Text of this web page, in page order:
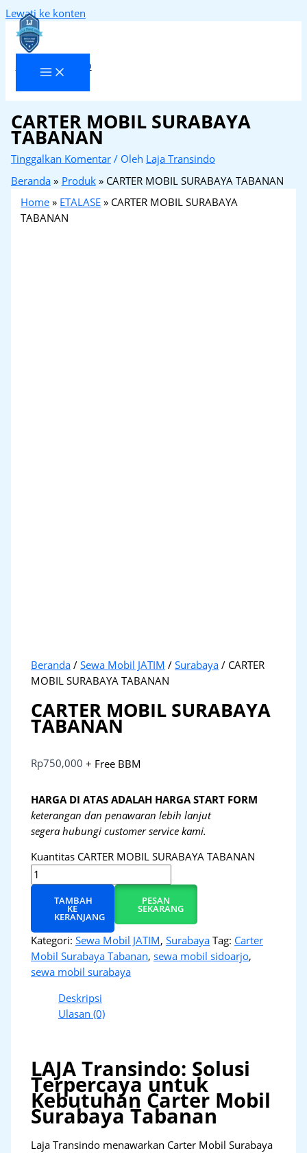
Lewati ke konten
Laja Transindo
CARTER MOBIL SURABAYA
TABANAN
Tinggalkan Komentar / Oleh Laja Transindo
Beranda
Produk
CARTER MOBIL SURABAYA TABANAN
Home » ETALASE » CARTER MOBIL SURABAYA
TABANAN
Beranda /Sewa Mobil JATIM /Surabaya / CARTER
MOBIL SURABAYA TABANAN
CARTER MOBIL SURABAYA
TABANAN
Rp750,000 + Free BBM
HARGA DI ATAS ADALAH HARGA START FORM
keterangan dan penawaran lebih lanjut
segera hubungi customer service kami.
Kuantitas CARTER MOBIL SURABAYA TABANAN
TAMBAH
KE
KERANJANG
PESAN
SEKARANG
Kategori:Sewa Mobil JATIM,Surabaya Tag: Carter
Mobil Surabaya Tabanan,sewa mobil sidoarjo,
sewa mobil surabaya
Deskripsi
Ulasan (0)
LAJA Transindo: Solusi
Terpercaya untuk
Kebutuhan Carter Mobil
Surabaya Tabanan
Laja Transindo menawarkan Carter Mobil Surabaya